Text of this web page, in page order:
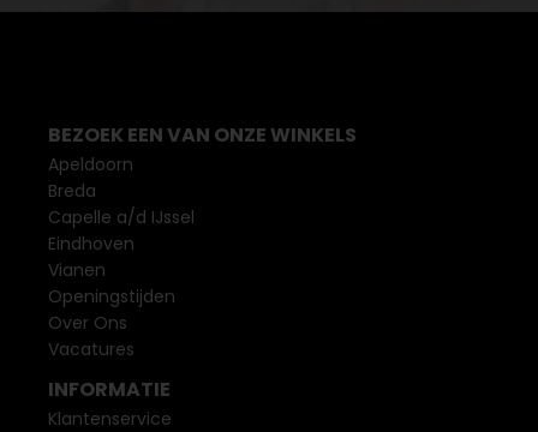
BEZOEK EEN VAN ONZE WINKELS
Apeldoorn
Breda
Capelle a/d IJssel
Eindhoven
Vianen
Openingstijden
Over Ons
Vacatures
INFORMATIE
Klantenservice